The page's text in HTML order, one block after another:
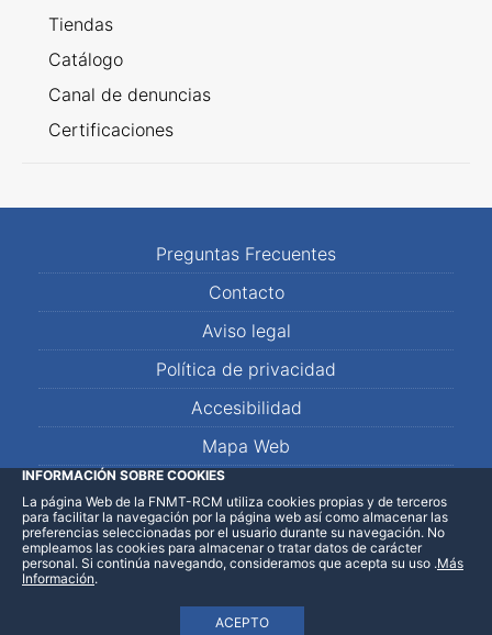
Tiendas
Catálogo
Canal de denuncias
Certificaciones
Preguntas Frecuentes
Contacto
Aviso legal
Política de privacidad
Accesibilidad
Mapa Web
LinkedInFacebookWhatsApp
INFORMACIÓN SOBRE COOKIES
La página Web de la FNMT-RCM utiliza cookies propias y de terceros
para facilitar la navegación por la página web así como almacenar las
preferencias seleccionadas por el usuario durante su navegación. No
empleamos las cookies para almacenar o tratar datos de carácter
personal. Si continúa navegando, consideramos que acepta su uso
ACEPTO
.Más
Información.